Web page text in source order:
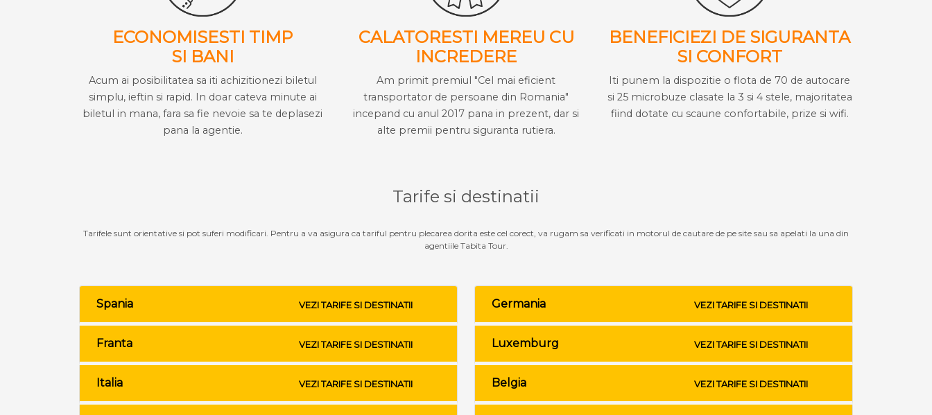
ECONOMISESTI TIMP
SI BANI
Acum ai posibilitatea sa iti achizitionezi biletul
simplu, ieftin si rapid. In doar cateva minute ai
biletul in mana, fara sa fie nevoie sa te deplasezi
pana la agentie.
CALATORESTI MEREU CU
INCREDERE
Am primit premiul "Cel mai eficient
transportator de persoane din Romania"
incepand cu anul 2017 pana in prezent, dar si
alte premii pentru siguranta rutiera.
BENEFICIEZI DE SIGURANTA
SI CONFORT
Iti punem la dispozitie o flota de 70 de autocare
si 25 microbuze clasate la 3 si 4 stele, majoritatea
fiind dotate cu scaune confortabile, prize si wifi.
Tarife si destinatii
Tarifele sunt orientative si pot suferi modificari. Pentru a va asigura ca tariful pentru plecarea dorita este cel corect, va rugam sa verificati in motorul de cautare de pe site sau sa apelati la una din
agentiile Tabita Tour.
Spania VEZI TARIFE SI DESTINATII
Franta VEZI TARIFE SI DESTINATII
Italia VEZI TARIFE SI DESTINATII
Germania VEZI TARIFE SI DESTINATII
Luxemburg VEZI TARIFE SI DESTINATII
Belgia VEZI TARIFE SI DESTINATII